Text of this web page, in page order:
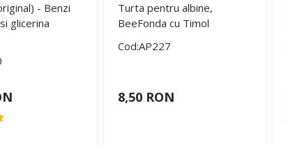
- Benzi
glicerina
Turta pentru albine,
BeeFonda cu Timol
Cod:AP227
8,50 RON